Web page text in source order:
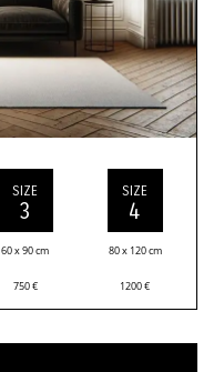
SIZE
3
60 x 90 cm
750€
SIZE
4
80 x 120 cm
1200€